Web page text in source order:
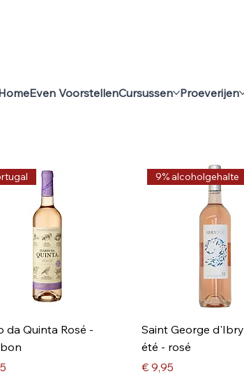
Even VoorstellenCursussen Proeverijen
da Quinta Rosé -
9% alcoholgehalte
Saint George
été - rosé
Prijs
€ 9,95